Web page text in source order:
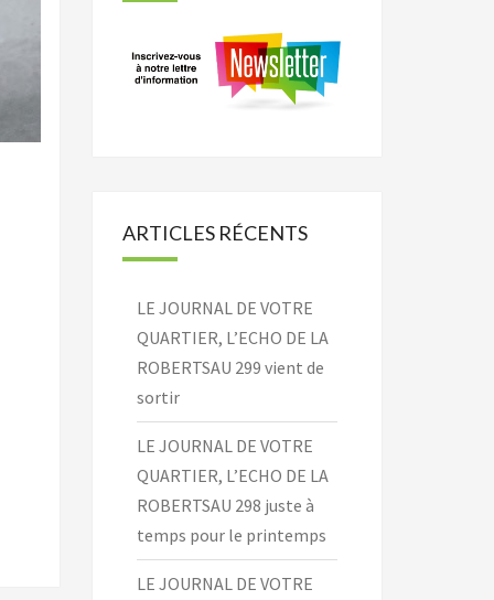
ARTICLES RÉCENTS
LE JOURNAL DE VOTRE
QUARTIER, L’ECHO DE LA
ROBERTSAU 299 vient de
sortir
LE JOURNAL DE VOTRE
QUARTIER, L’ECHO DE LA
ROBERTSAU 298 juste à
temps pour le printemps
LE JOURNAL DE VOTRE